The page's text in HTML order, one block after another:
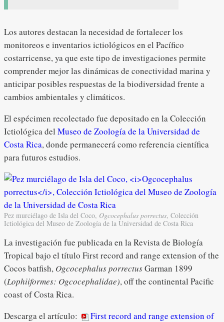
Los autores destacan la necesidad de fortalecer los
monitoreos e inventarios ictiológicos en el Pacífico
costarricense, ya que este tipo de investigaciones permite
comprender mejor las dinámicas de conectividad marina y
anticipar posibles respuestas de la biodiversidad frente a
cambios ambientales y climáticos.
El espécimen recolectado fue depositado en la Colección
Ictiológica del Museo de Zoología de la Universidad de
Costa Rica, donde permanecerá como referencia científica
para futuros estudios.
Pez murciélago de Isla del Coco, Ogcocephalus porrectus, Colección
Ictiológica del Museo de Zoología de la Universidad de Costa Rica
La investigación fue publicada en la Revista de Biología
Tropical bajo el título First record and range extension of the
Cocos batfish, Ogcocephalus porrectusGarman 1899
(Lophiiformes: Ogcocephalidae), off the continental Pacific
coast of Costa Rica.
Descarga el artículo:
First record and range extension of